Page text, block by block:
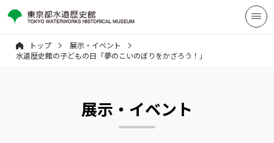
トップ
展示・イベント
水道歴史館の子どもの日「夢のこいのぼりをかざろう！」
展示・イベント